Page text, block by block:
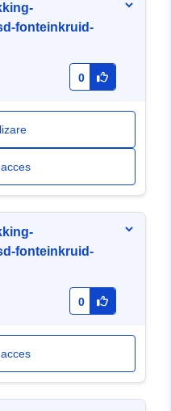
fonteinkruid-
0
fonteinkruid-
0